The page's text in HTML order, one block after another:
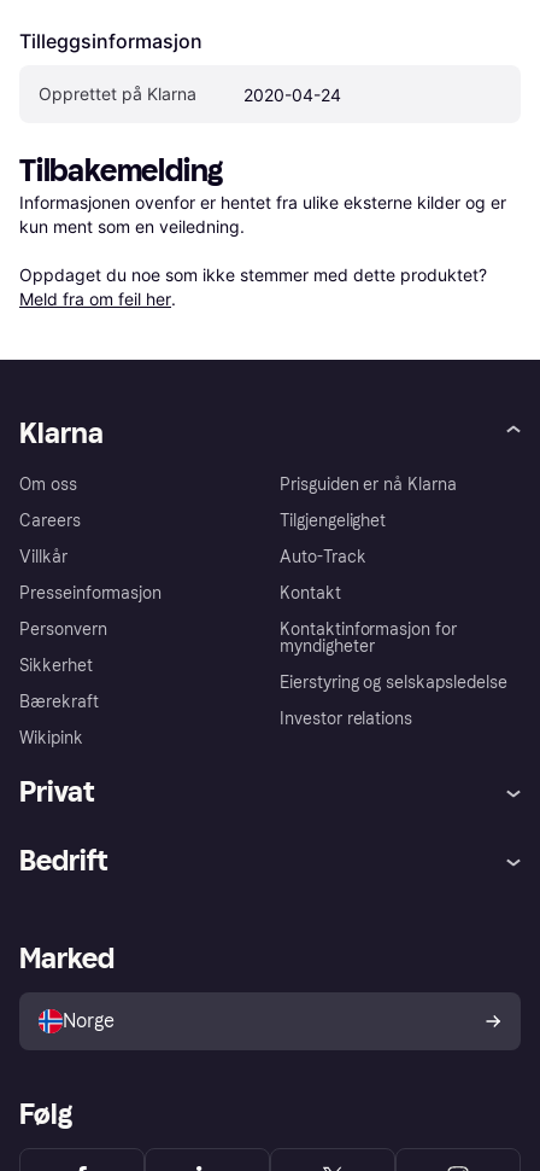
Tilleggsinformasjon
Opprettet på Klarna 2020-04-24
Tilbakemelding
Informasjonen ovenfor er hentet fra ulike eksterne kilder og er
kun ment som en veiledning.
Oppdaget du noe som ikke stemmer med dette produktet?
Meld fra om feil her.
Klarna
Om oss
Careers
Villkår
Presseinformasjon
Personvern
Sikkerhet
Bærekraft
Wikipink
Prisguiden er nå Klarna
Tilgjengelighet
Auto-Track
Kontakt
Kontaktinformasjon for
myndigheter
Eierstyring og selskapsledelse
Investor relations
Privat
Utforsk butikker
Bedrift
Merchant portal
Marked
Norge
Følg